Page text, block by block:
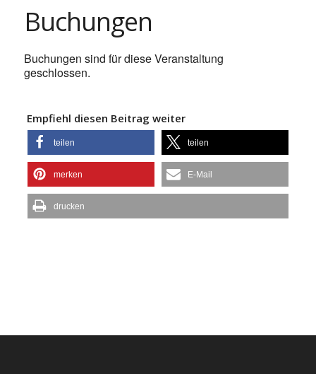
Buchungen
Buchungen sind für diese Veranstaltung
geschlossen.
Empfiehl diesen Beitrag weiter
teilen teilen
merken E-Mail
drucken